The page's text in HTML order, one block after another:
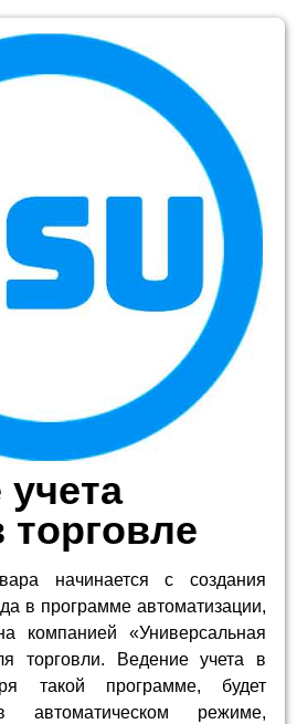
торговле
начинается с создания
в программе автоматизации,
компанией «Универсальная
торговли. Ведение учета в
такой программе, будет
автоматическом режиме,